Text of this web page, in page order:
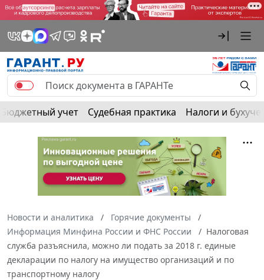
Бюджетный учет Судебная практика Налоги и
Новости и аналитика
Горячие документы
Информация Минфина России и ФНС России
Налоговая
служба разъяснила, можно ли подать за 2018 г. единые
декларации по налогу на имущество организаций и по
транспортному налогу